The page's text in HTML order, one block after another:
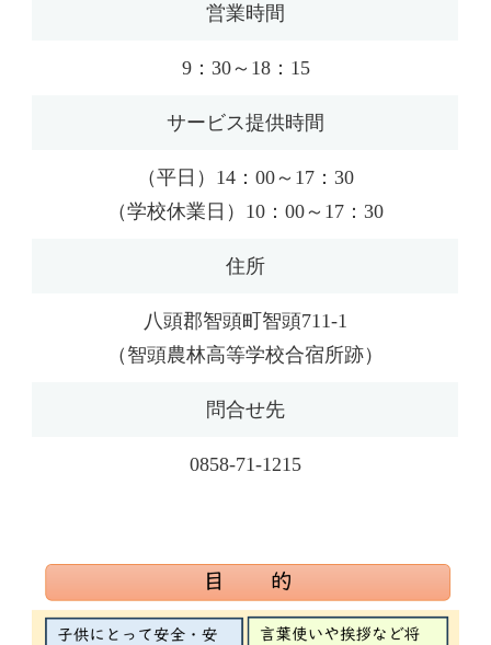
営業時間
9：30～18：15
サービス提供時間
（平日）14：00～17：30
（学校休業日）10：00～17：30
住所
八頭郡智頭町智頭711-1
（智頭農林高等学校合宿所跡）
問合せ先
0858-71-1215